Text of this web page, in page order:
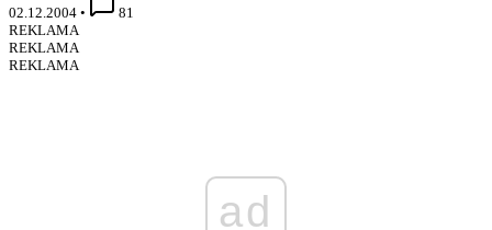
02.12.2004 •
81
REKLAMA
REKLAMA
REKLAMA
ad